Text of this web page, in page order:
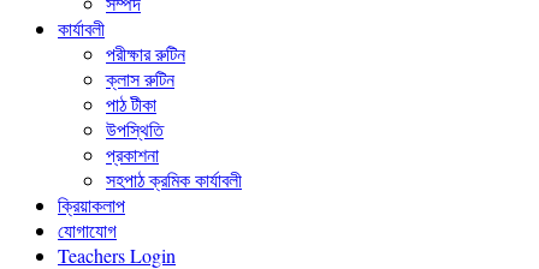
কার্যাবলী
পরীক্ষার রুটিন
ক্লাস রুটিন
পাঠ টীকা
উপস্থিতি
প্রকাশনা
সহপাঠ ক্রমিক কার্যাবলী
ক্রিয়াকলাপ
যোগাযোগ
Teachers Login